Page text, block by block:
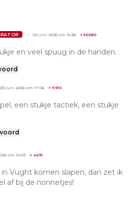
03 juni 2026 om 15:38 +56680
en veel spuug in de handen.
03 juni 2026 om 17:06 +11916
een stukje tactiek, een stukje
om 12:49 + 4691
Vught komen slapen, dan zet ik
af bij de nonnetjes!